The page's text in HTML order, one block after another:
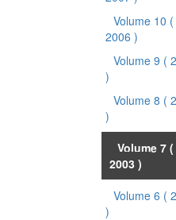
Volume 10 (
2006 )
Volume 9 (
)
Volume 8 (
)
Volume 7 (
2003 )
Volume 6 (
)